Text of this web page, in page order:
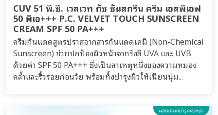
CUV 51 พี.ซี. เวลเวท ทัช ซันสกรีน ครีม เอสพีเอฟ
50 พีเอ+++ P.C. VELVET TOUCH SUNSCREEN
CREAM SPF 50 PA+++
ครีมกันแดดสูตรปราศจากสารกันแดดเคมี (Non-Chemical
Sunscreen) ช่วยปกป้องผิวหน้าจากรังสี UVA และ UVB
ด้วยค่า SPF 50 PA+++ ซึ่งเป็นสาเหตุหนึ่งของความหมอง
คล้ำและริ้วรอยก่อนวัย พร้อมทั้งบำรุงผิวให้เนียนนุ่ม...